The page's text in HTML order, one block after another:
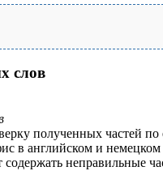
слов
полученных частей
в английском и
неправильные